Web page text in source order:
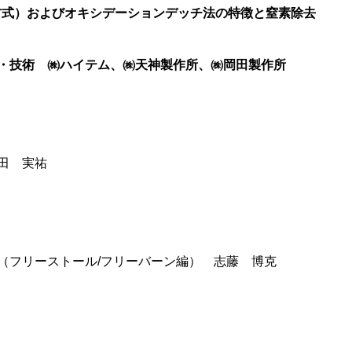
およびオキシデーションデッチ法の特徴と窒素除去
技術 ㈱ハイテム、㈱天神製作所、㈱岡田製作所
実祐
フリーストール/フリーバーン編） 志藤 博克